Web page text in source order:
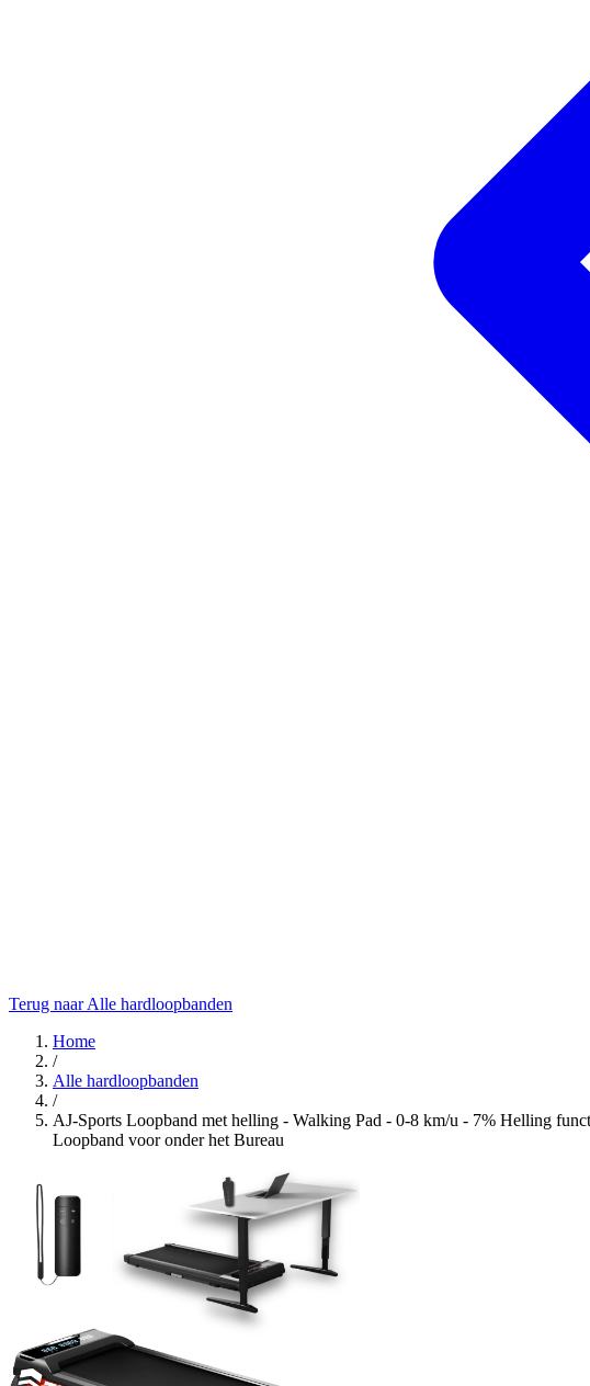
Terug naar Alle hardloopbanden
Home
/
Alle hardloopbanden
/
AJ-Sports Loopband met helling - Walking Pad - 0-8 km/u - 7% Helling
Loopband voor onder het Bureau